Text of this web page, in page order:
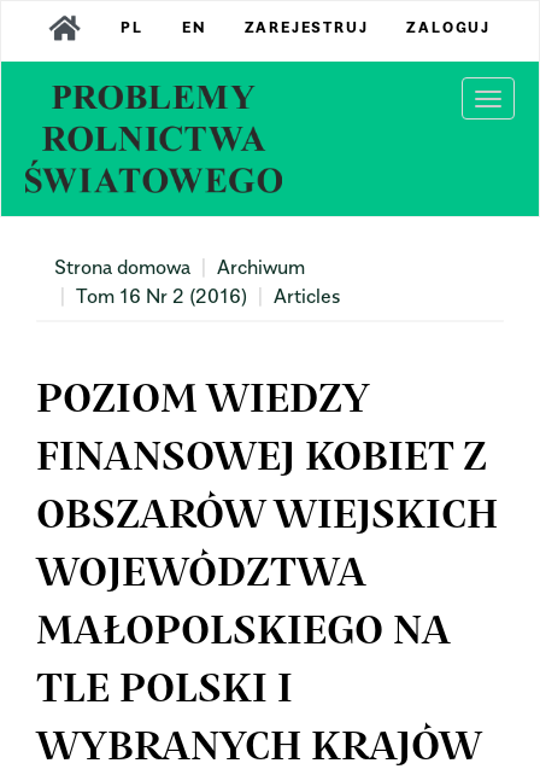
Main
Navigation
Content
Sidebar
PL EN ZAREJESTRUJ ZALOGUJ
Strona domowa
Archiwum
Tom 16 Nr 2 (2016)
Articles
POZIOM WIEDZY
FINANSOWEJ KOBIET Z
OBSZARÓW WIEJSKICH
WOJEWÓDZTWA
MAŁOPOLSKIEGO NA
TLE POLSKI I
WYBRANYCH KRAJÓW